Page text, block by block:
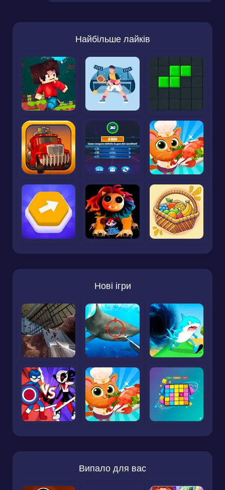
Найбільше лайків
Нові ігри
Випало для вас